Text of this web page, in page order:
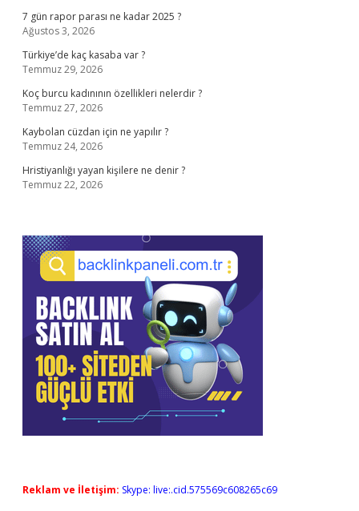
7 gün rapor parası ne kadar 2025 ?
Ağustos 3, 2026
Türkiye’de kaç kasaba var ?
Temmuz 29, 2026
Koç burcu kadınının özellikleri nelerdir ?
Temmuz 27, 2026
Kaybolan cüzdan için ne yapılır ?
Temmuz 24, 2026
Hristiyanlığı yayan kişilere ne denir ?
Temmuz 22, 2026
Reklam ve İletişim: Skype: live:.cid.575569c608265c69